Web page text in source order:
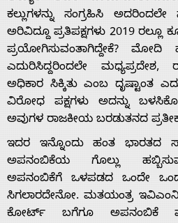
ಕಲ್ಲುಗಳನ್ನು ಸಂಗ್ರಹಿಸಿ
ಅರಿವಿದ್ದೂ ಪ್ರತಿಪಕ್ಷಗಳು 2019 ರಲ್ಲೂ
ಪ್ರಯೋಗಿಸುವಂತಾಗಿದ್ದೇಕೆ? ಮೋದಿ
ಎದುರಿಸಿದ್ದರಿಂದಲೇ ಮಧ್ಯಪ್ರದೇಶ,
ಅಧಿಕಾರ ಸಿಕ್ಕಿತು ಎಂಬ ದೃಷ್ಟಾಂತ
ವಿರೋಧ ಪಕ್ಷಗಳು ಅದನ್ನು
ಅವುಗಳ ರಾಜಕೀಯ ಬರಡುತನದ
ಇದರ ಇನ್ನೊಂದು ಹಂತ ಭಾರತದ
ಅಪನಂಬಿಕೆಯ ಗೊಲ್ಲು
ಅಪನಂಬಿಕೆಗೆ ಒಳಪಡದ ಒಂದೇ
ಸಿಗಲಾರದೇನೋ. ಮತಯಂತ್ರ
ಕೋರ್ಟ್ ಬಗೆಗೂ ಅಪನಂಬಿಕೆ